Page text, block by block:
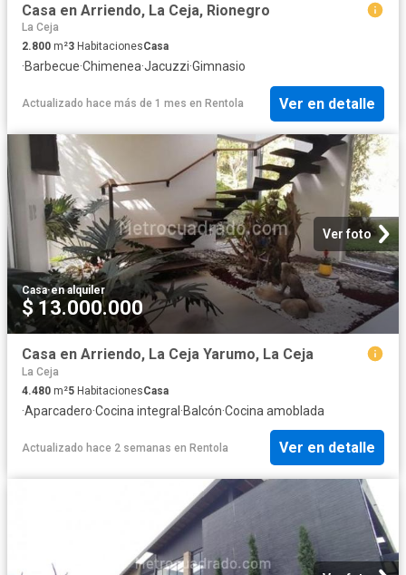
Casa en Arriendo, La Ceja, Rionegro
La Ceja
2.800 m²3 HabitacionesCasa
·Barbecue·Chimenea·Jacuzzi·Gimnasio
Actualizado hace más de 1 mes en Rentola Ver en detalle
Ver foto
Casa·en alquiler
$ 13.000.000
Casa en Arriendo, La Ceja Yarumo, La Ceja
La Ceja
4.480 m²5 HabitacionesCasa
·Aparcadero·Cocina integral ·Balcón·Cocina amoblada
Actualizado hace 2 semanas en Rentola Ver en detalle